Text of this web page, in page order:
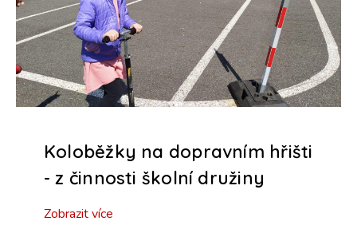
Koloběžky na dopravním hřišti
- z činnosti školní družiny
Zobrazit více